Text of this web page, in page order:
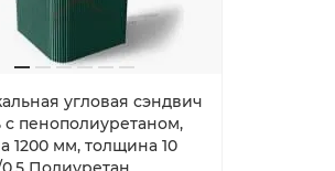
угловая сэндвич
с пенополиуретаном,
1200 мм, толщина 10